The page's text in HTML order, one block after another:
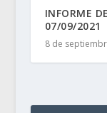
INFORME
07/09/2021
8 de